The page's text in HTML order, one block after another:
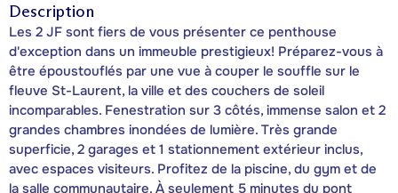
Description
Les 2 JF sont fiers de vous présenter ce penthouse
d'exception dans un immeuble prestigieux! Préparez-vous à
être époustouflés par une vue à couper le souffle sur le
fleuve St-Laurent, la ville et des couchers de soleil
incomparables. Fenestration sur 3 côtés, immense salon et 2
grandes chambres inondées de lumière. Très grande
superficie, 2 garages et 1 stationnement extérieur inclus,
avec espaces visiteurs. Profitez de la piscine, du gym et de
la salle communautaire. À seulement 5 minutes du pont